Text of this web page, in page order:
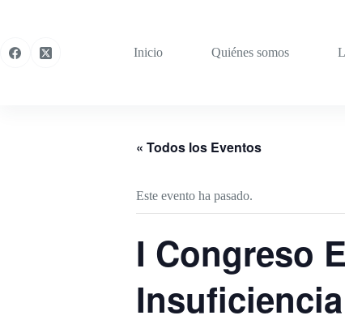
Inicio
Quiénes somos
« Todos los Eventos
Este evento ha pasado.
I Congreso